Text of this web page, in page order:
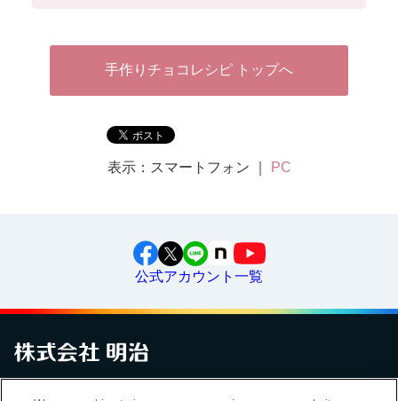
手作りチョコレシピ トップへ
表示：スマートフォン ｜ PC
公式アカウント一覧
お問い合わせ サイトマップ 個人情報保護について 電子公告